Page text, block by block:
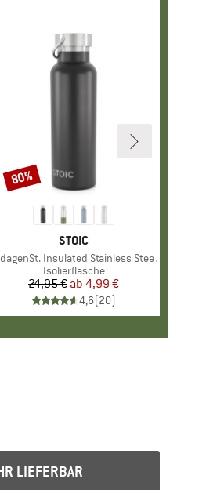
MARKE
STOIC
Insulated Stainless Steel Bottle 500
Produktgruppe
Isolierflasche
Preis
24,95 € reduzierter Preis
ab 4,99 €
4,6(20)
Rabatt
80%
LIEFERBAR